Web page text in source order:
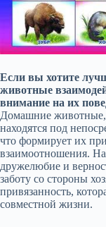
Если вы хотите
животные
внимание на их
Домашние животные,
находятся под
что формирует их
взаимоотношения.
дружелюбие и
заботу со стороны
привязанность,
совместной жизни.